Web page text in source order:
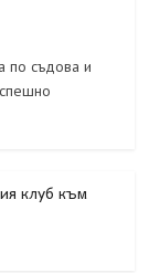
по съдова и
клуб към